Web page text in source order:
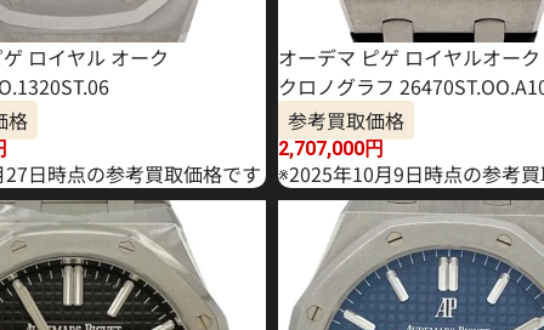
ロイヤル オーク
格
日時点の参考買取価格です
オーデマ ピゲ ロイヤルオー
クロノグラフ
参考買取価格
2,707,000円
※2025年10月9日時点の参考